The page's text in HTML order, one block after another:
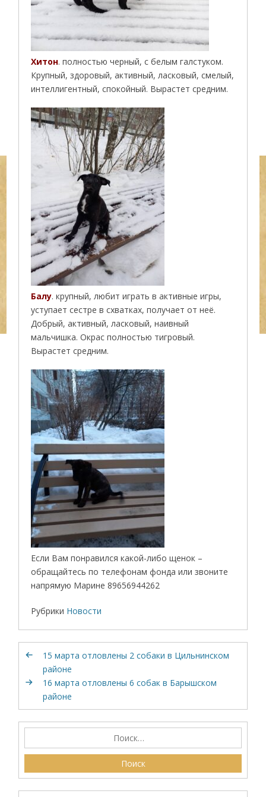
Хитон. полностью черный, с белым галстуком.
Крупный, здоровый, активный, ласковый, смелый,
интеллигентный, спокойный. Вырастет средним.
Балу. крупный, любит играть в активные игры,
уступает сестре в схватках, получает от неё.
Добрый, активный, ласковый, наивный
мальчишка. Окрас полностью тигровый.
Вырастет средним.
Если Вам понравился какой-либо щенок –
обращайтесь по телефонам фонда или звоните
напрямую Марине 89656944262
Рубрики Новости
15 марта отловлены 2 собаки в Цильнинском
районе
16 марта отловлены 6 собак в Барышском
районе